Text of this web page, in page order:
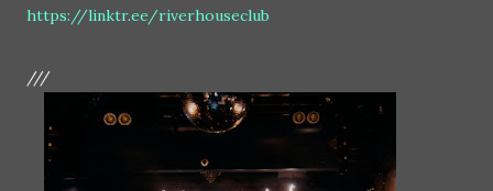
https://linktr.ee/riverhouseclub
///